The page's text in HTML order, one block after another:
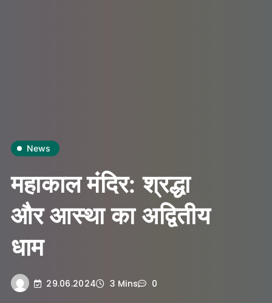
News
महाकाल मंदिर: श्रद्धा
और आस्था का अद्वितीय
धाम
29.06.2024 3 Mins 0